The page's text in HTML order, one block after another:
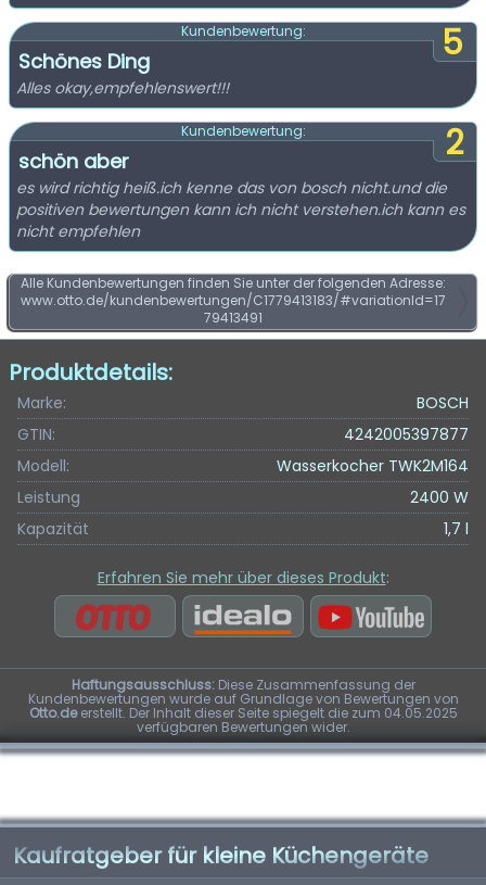
5
Kundenbewertung:
Schönes Ding
Alles okay,empfehlenswert!!!
2
Kundenbewertung:
schön aber
es wird richtig heiß.ich kenne das von bosch nicht.und die
positiven bewertungen kann ich nicht verstehen.ich kann es
nicht empfehlen
Alle Kundenbewertungen finden Sie unter der folgenden Adresse:
www.otto.de/kundenbewertungen/C1779413183/#variationId=17
79413491
Produktdetails:
Marke:
BOSCH
GTIN:
4242005397877
Modell:
Wasserkocher TWK2M164
Leistung
2400 W
Kapazität
1,7 l
Erfahren Sie mehr über dieses Produkt:
Haftungsausschluss:Diese Zusammenfassung der
Kundenbewertungen wurde auf Grundlage von Bewertungen von
Otto.deerstellt. Der Inhalt dieser Seite spiegelt die zum 04.05.2025
verfügbaren Bewertungen wider.
Kaufratgeber für kleine Küchengeräte